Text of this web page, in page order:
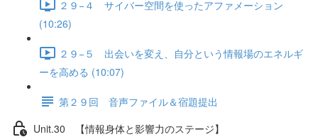
２９−４ サイバー空間を使ったアファメーション
(10:26)
２９−５ 出会いを変え、自分という情報場のエネルギ
ーを高める (10:07)
第２９回 音声ファイル＆宿題提出
Unit.30 【情報身体と影響力のステージ】